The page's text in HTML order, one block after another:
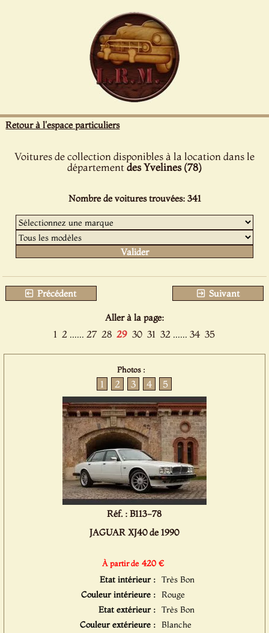
Retour à l'espace particuliers
Voitures de collection disponibles à la location dans le
départementdes Yvelines (78)
Nombre de voitures trouvées: 341
Précédent Suivant
Aller à la page:
1 2 ...... 27 28 29 30 31 32 ...... 34 35
Photos :
1 2 3 4 5
Réf. : B113-78
JAGUAR XJ40 de 1990
À partir de 420 €
Etat intérieur : Très Bon
Couleur intérieure : Rouge
Etat extérieur : Très Bon
Couleur extérieure : Blanche